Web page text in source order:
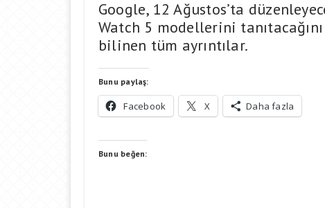
Google, 12 Ağustos’ta
Watch 5 modellerini
bilinen tüm ayrıntılar.
Bunu paylaş:
Facebook X Daha fazla
Bunu beğen: